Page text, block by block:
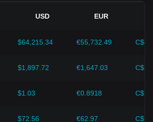
特币等加密货币的价值增长提供了强有力的
这些因素，以避免做出错误决策。在综合考
场变化及时调整投资策略。
USD EUR
$64,215.34 €55,732.49
$1,897.72 €1,647.03
$1.03 €0.8918
$72.56 €62.97